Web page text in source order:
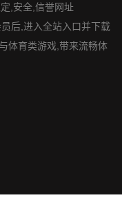
,安全,信誉网址
后,进入全站入口并下载
体育类游戏,带来流畅体